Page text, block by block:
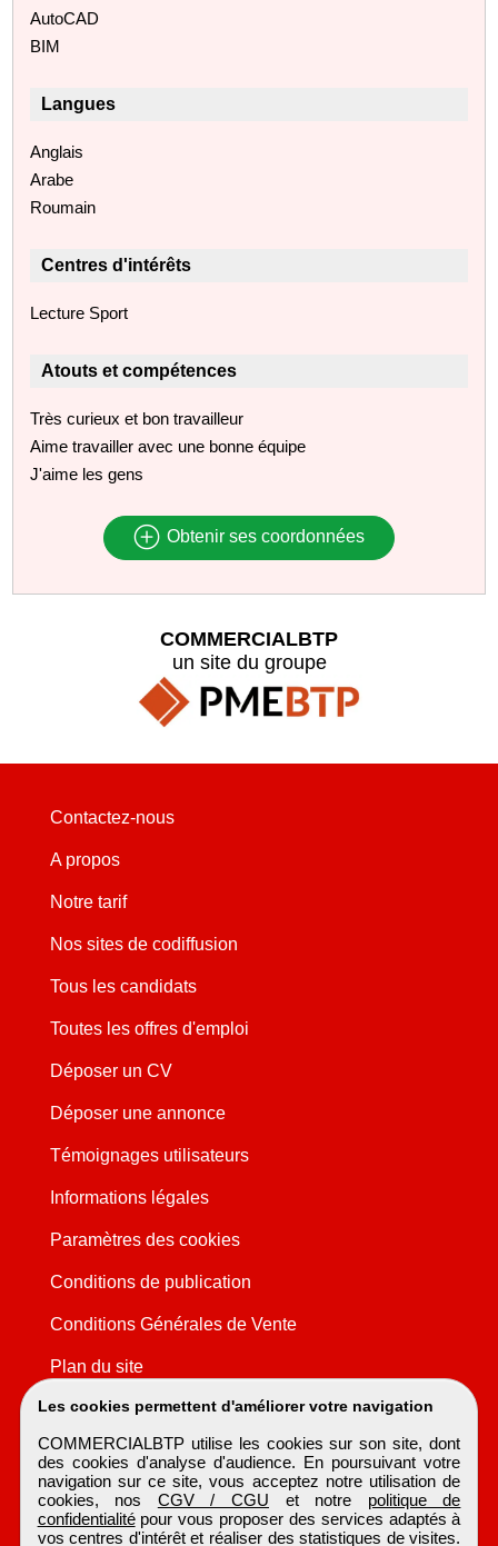
AutoCAD
BIM
Langues
Anglais
Arabe
Roumain
Centres d'intérêts
Lecture Sport
Atouts et compétences
Très curieux et bon travailleur
Aime travailler avec une bonne équipe
J'aime les gens
Obtenir ses coordonnées
Les cookies permettent d'améliorer votre navigation
COMMERCIALBTP utilise les cookies sur son site, dont
des cookies d'analyse d'audience. En poursuivant votre
navigation sur ce site, vous acceptez notre utilisation de
cookies, nos CGV / CGU et notre politique de
confidentialitépour vous proposer des services adaptés à
vos centres d'intérêt et réaliser des statistiques de visites.
COMMERCIALBTP
un site du groupe
Contactez-nous
A propos
Notre tarif
Nos sites de codiffusion
Tous les candidats
Toutes les offres d'emploi
Déposer un CV
Déposer une annonce
Témoignages utilisateurs
Informations légales
Paramètres des cookies
Conditions de publication
Conditions Générales de Vente
Plan du site